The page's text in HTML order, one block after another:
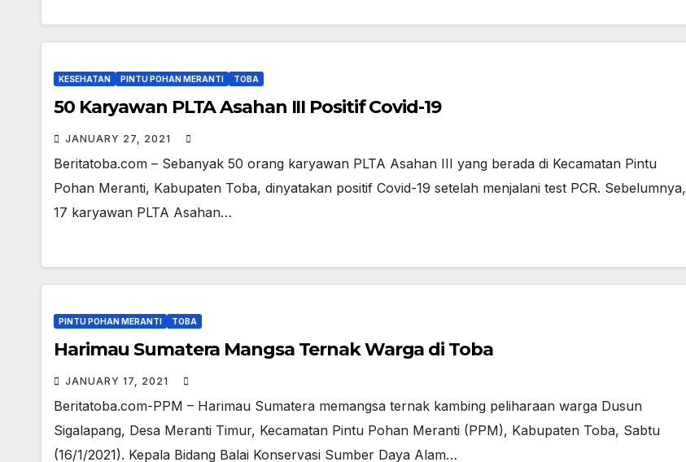
KESEHATAN PINTU POHAN MERANTI TOBA
50 Karyawan PLTA Asahan III Positif Covid-19
JANUARY 27, 2021
Beritatoba.com – Sebanyak 50 orang karyawan PLTA Asahan III yang berada di Kecamatan Pintu
Pohan Meranti, Kabupaten Toba, dinyatakan positif Covid-19 setelah menjalani test PCR. Sebelumnya,
17 karyawan PLTA Asahan…
PINTU POHAN MERANTI TOBA
Harimau Sumatera Mangsa Ternak Warga di Toba
JANUARY 17, 2021
Beritatoba.com-PPM – Harimau Sumatera memangsa ternak kambing peliharaan warga Dusun
Sigalapang, Desa Meranti Timur, Kecamatan Pintu Pohan Meranti (PPM), Kabupaten Toba, Sabtu
(16/1/2021). Kepala Bidang Balai Konservasi Sumber Daya Alam…